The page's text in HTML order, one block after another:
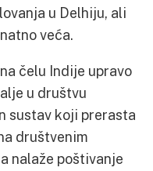
u Delhiju, ali
veća.
čelu Indije upravo
u društvu
sustav koji prerasta
društvenim
nalaže poštivanje